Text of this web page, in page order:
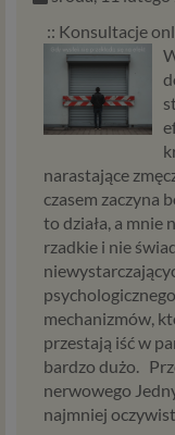
:: Konsultacje
narastające
czasem zaczyna
to działa, a mnie
rzadkie i nie
mechanizmów,
przestają iść w
bardzo dużo.
nerwowego
najmniej
podstawa
przypadków,
potrzeby, co
zapewnienia
usługach)
promocji
interesujesz
materiały na
Ci wyświetlić
Twoja